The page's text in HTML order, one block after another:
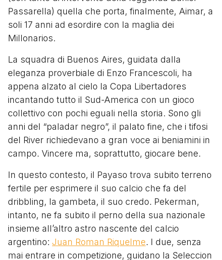
Passarella) quella che porta, finalmente, Aimar, a
soli 17 anni ad esordire con la maglia dei
Millonarios.
La squadra di Buenos Aires, guidata dalla
eleganza proverbiale di Enzo Francescoli, ha
appena alzato al cielo la Copa Libertadores
incantando tutto il Sud-America con un gioco
collettivo con pochi eguali nella storia. Sono gli
anni del “paladar negro”, il palato fine, che i tifosi
del River richiedevano a gran voce ai beniamini in
campo. Vincere ma, soprattutto, giocare bene.
In questo contesto, il Payaso trova subito terreno
fertile per esprimere il suo calcio che fa del
dribbling, la gambeta, il suo credo. Pekerman,
intanto, ne fa subito il perno della sua nazionale
insieme all’altro astro nascente del calcio
argentino: Juan Roman Riquelme. I due, senza
mai entrare in competizione, guidano la Seleccion